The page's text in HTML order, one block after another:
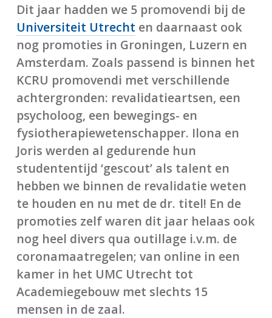
Dit jaar hadden we 5 promovendi bij de
Universiteit Utrecht en daarnaast ook
nog promoties in Groningen, Luzern en
Amsterdam. Zoals passend is binnen het
KCRU promovendi met verschillende
achtergronden: revalidatieartsen, een
psycholoog, een bewegings- en
fysiotherapiewetenschapper. Ilona en
Joris werden al gedurende hun
studententijd ‘gescout’ als talent en
hebben we binnen de revalidatie weten
te houden en nu met de dr. titel! En de
promoties zelf waren dit jaar helaas ook
nog heel divers qua outillage i.v.m. de
coronamaatregelen; van online in een
kamer in het UMC Utrecht tot
Academiegebouw met slechts 15
mensen in de zaal.